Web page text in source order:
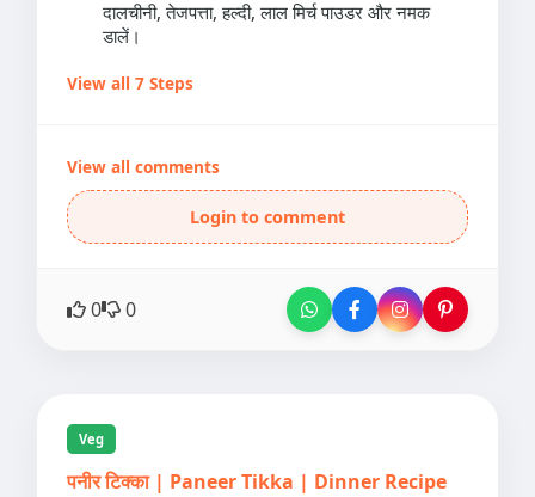
दालचीनी, तेजपत्ता, हल्दी, लाल मिर्च पाउडर और नमक
डालें।
View all 7 Steps
View all comments
Login to comment
0 0
Veg
पनीर टिक्का | Paneer Tikka | Dinner Recipe